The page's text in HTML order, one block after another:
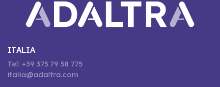
ITALIA
Tel: +39 375 79 58 775
italia@adaltra.com